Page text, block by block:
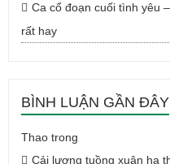
Ca cổ đoạn cuối tình yêu
rất hay
BÌNH LUẬN GẦN ĐÂY
Thao trong
Cải lương tuồng xuân hạ